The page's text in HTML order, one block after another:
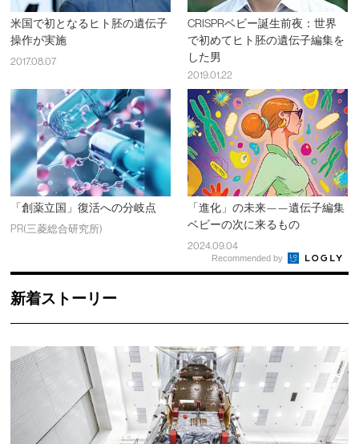
米国で初となるヒト胚の遺伝子
操作が実施
2017.08.07
CRISPRベビー誕生前夜：世界
で初めてヒト胚の遺伝子編集を
した男
2019.01.22
「創薬立国」復活への分岐点
PR(三菱総合研究所)
「進化」の未来——遺伝子編集
ベビーの次に来るもの
2024.09.04
Recommended by
新着ストーリー